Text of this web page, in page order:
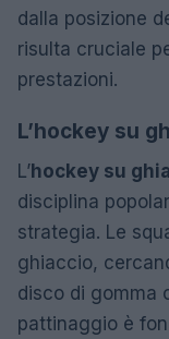
dalla posizione
risulta cruciale
prestazioni.
L’hockey su
L’hockey su
disciplina
strategia. Le
ghiaccio,
disco di gomma
pattinaggio è